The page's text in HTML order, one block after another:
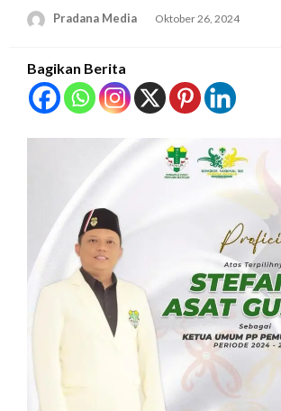
Pradana Media Oktober 26, 2024
Bagikan Berita